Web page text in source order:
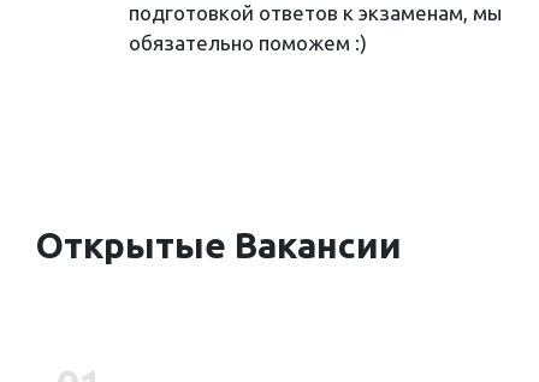
подготовкой ответов к экзаменам, мы
обязательно поможем :)
Открытые Вакансии